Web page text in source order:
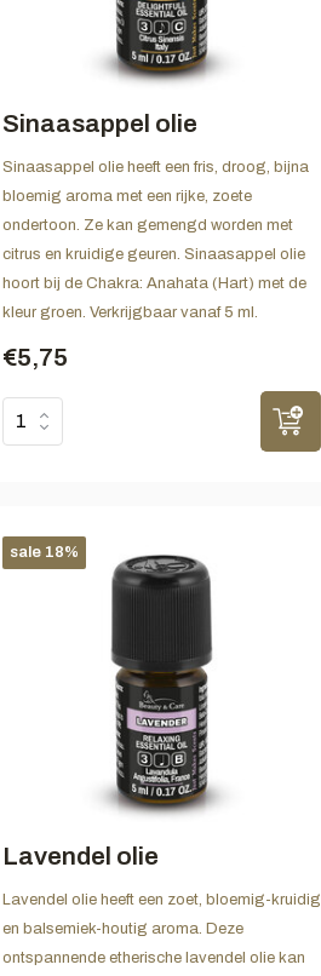
Sinaasappel olie
Sinaasappel olie heeft een fris, droog, bijna
bloemig aroma met een rijke, zoete
ondertoon. Ze kan gemengd worden met
citrus en kruidige geuren. Sinaasappel olie
hoort bij de Chakra: Anahata (Hart) met de
kleur groen. Verkrijgbaar vanaf 5 ml.
€5,75
sale 18%
Lavendel olie
Lavendel olie heeft een zoet, bloemig-kruidig
en balsemiek-houtig aroma. Deze
ontspannende etherische lavendel olie kan